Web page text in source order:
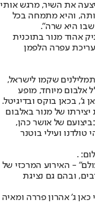
את השיר, מרגש אותי
והיא מתמחה בכל
שבו היא שרה".
אהוד מנור בתוכנית
שקמו לישראל,
אלבום מיוחד, מופע
ג', בכאן בוקס ובדיגיטל.
של מנור באלבום
של אושר כהן,
טולדנו ועילי בוטנר
.
- האירוע המרכזי של
רבים, ובהם גם נציגת
ג' אהרון פררה ומאיה